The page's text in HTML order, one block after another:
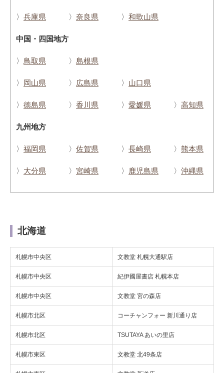
〉 兵庫県 〉 奈良県 〉 和歌山県
中国・四国地方
〉 鳥取県 〉 島根県
〉 岡山県 〉 広島県 〉 山口県
〉 徳島県 〉 香川県 〉 愛媛県 〉 高知県
九州地方
〉 福岡県 〉 佐賀県 〉 長崎県 〉 熊本県
〉 大分県 〉 宮崎県 〉 鹿児島県 〉 沖縄県
北海道
札幌市中央区 文教堂 札幌大通駅店
札幌市中央区 紀伊國屋書店 札幌本店
札幌市中央区 文教堂 宮の森店
札幌市北区 コーチャンフォー 新川通り店
札幌市北区 TSUTAYA あいの里店
札幌市東区 文教堂 北49条店